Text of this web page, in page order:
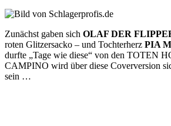
Zunächst gaben sich OLAF DER
roten Glitzersacko – und Tochterherz PIA
durfte „Tage wie diese“ von den TOTEN
CAMPINO wird über diese Coverversion
sein …